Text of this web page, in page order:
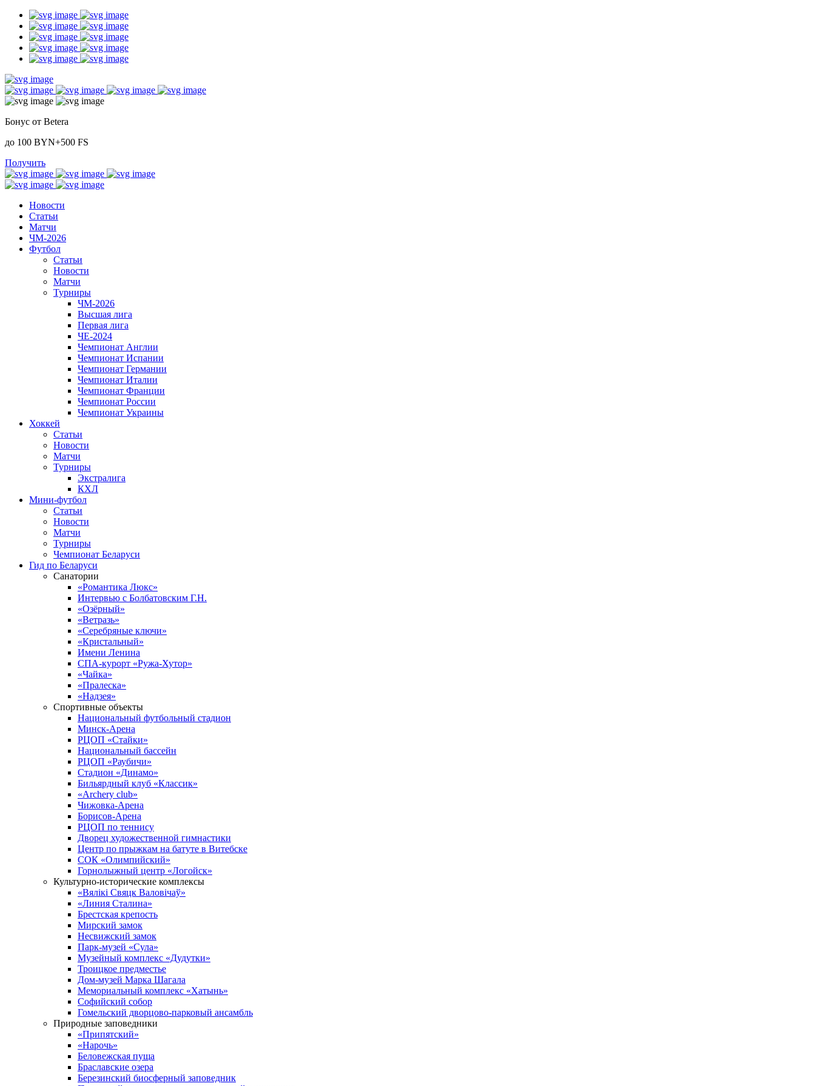
Бонус от Betera
до 100 BYN+500 FS
Получить
Новости
Статьи
Матчи
ЧМ-2026
Футбол
Статьи
Новости
Матчи
Турниры
ЧМ-2026
Высшая лига
Первая лига
ЧЕ-2024
Чемпионат Англии
Чемпионат Испании
Чемпионат Германии
Чемпионат Италии
Чемпионат Франции
Чемпионат России
Чемпионат Украины
Хоккей
Статьи
Новости
Матчи
Турниры
Экстралига
КХЛ
Мини-футбол
Статьи
Новости
Матчи
Турниры
Чемпионат Беларуси
Гид по Беларуси
Санатории
«Романтика Люкс»
Интервью с Болбатовским Г.Н.
«Озёрный»
«Ветразь»
«Серебряные ключи»
«Кристальный»
Имени Ленина
СПА-курорт «Ружа-Хутор»
«Чайка»
«Пралеска»
«Надзея»
Спортивные объекты
Национальный футбольный стадион
Минск-Арена
РЦОП «Стайки»
Национальный бассейн
РЦОП «Раубичи»
Стадион «Динамо»
Бильярдный клуб «Классик»
«Archery club»
Чижовка-Арена
Борисов-Арена
РЦОП по теннису
Дворец художественной гимнастики
Центр по прыжкам на батуте в Витебске
СОК «Олимпийский»
Горнолыжный центр «Логойск»
Культурно-исторические комплексы
«Вялікі Свяцк Валовічаў»
«Линия Сталина»
Брестская крепость
Мирский замок
Несвижский замок
Парк-музей «Сула»
Музейный комплекс «Дудутки»
Троицкое предместье
Дом-музей Марка Шагала
Мемориальный комплекс «Хатынь»
Софийский собор
Гомельский дворцово-парковый ансамбль
Природные заповедники
«Припятский»
«Нарочь»
Беловежская пуща
Браславские озера
Березинский биосферный заповедник